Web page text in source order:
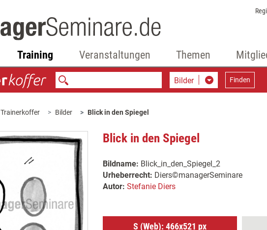
Training Veranstaltungen Themen
Bilder Finden
Trainerkoffer Bilder Blick in den Spiegel
Blick in den Spiegel
Bildname: Blick_in_den_Spiegel_2
Urheberrecht: Diers©managerSeminare
Autor: Stefanie Diers
S (Web): 466x521 px